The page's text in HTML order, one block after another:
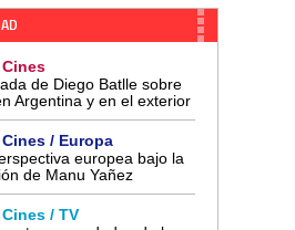
de Diego Batlle sobre
Argentina y en el exterior
/ Europa
europea bajo la
de Manu Yañez
/ TV